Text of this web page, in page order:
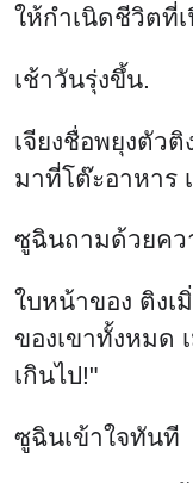
ให้กำเนิดชีวิตที่
เช้าวันรุ่งขึ้น.
เจียงชื่อพยุงตัวติ
มาที่โต๊ะอาหาร
ซูฉินถามด้วยคว
ใบหน้าของ ติงเ
ของเขาทั้งหมด
เกินไป!"
ซูฉินเข้าใจทันที